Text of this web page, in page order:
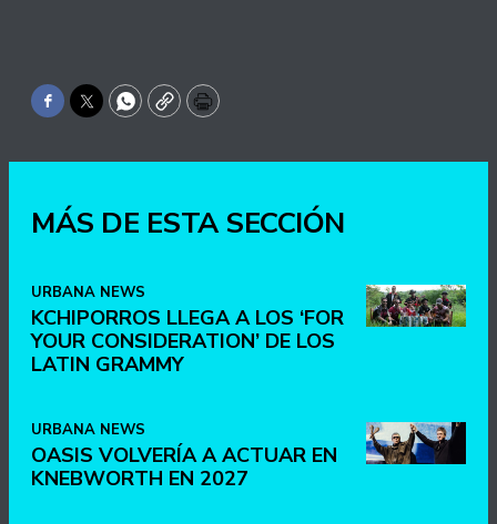
Facebook
TwitterWhatsApp
CopyPrint
MÁS DE ESTA SECCIÓN
URBANA NEWS
KCHIPORROS LLEGA A LOS ‘FOR
YOUR CONSIDERATION’ DE LOS
LATIN GRAMMY
URBANA NEWS
OASIS VOLVERÍA A ACTUAR EN
KNEBWORTH EN 2027